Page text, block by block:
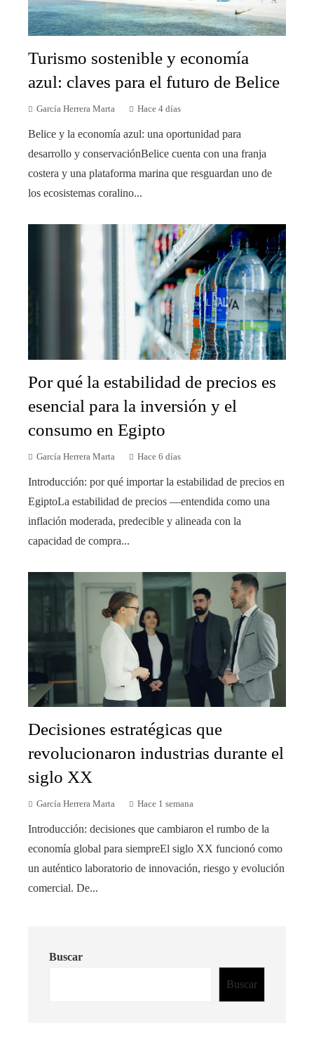
Turismo sostenible y economía
azul: claves para el futuro de Belice
García Herrera Marta Hace 4 días
Belice y la economía azul: una oportunidad para
desarrollo y conservaciónBelice cuenta con una franja
costera y una plataforma marina que resguardan uno de
los ecosistemas coralino...
Por qué la estabilidad de precios es
esencial para la inversión y el
consumo en Egipto
García Herrera Marta Hace 6 días
Introducción: por qué importar la estabilidad de precios en
EgiptoLa estabilidad de precios —entendida como una
inflación moderada, predecible y alineada con la
capacidad de compra...
Decisiones estratégicas que
revolucionaron industrias durante el
siglo XX
García Herrera Marta Hace 1 semana
Introducción: decisiones que cambiaron el rumbo de la
economía global para siempreEl siglo XX funcionó como
un auténtico laboratorio de innovación, riesgo y evolución
comercial. De...
Buscar
Buscar